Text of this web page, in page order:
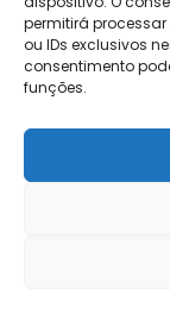
permitirá
ou IDs exclusivos
consentimento
funções.
Rua Rio de